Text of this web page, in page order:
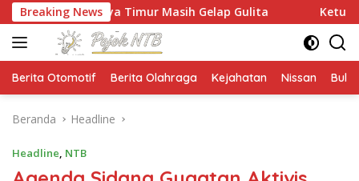
Langsung
ke
konten
Breaking News
Timur Masih Gelap Gulita Ketua HMPS Magister
Berita Otomotif Berita Olahraga Kejahatan Nissan
Beranda Headline
Headline, NTB